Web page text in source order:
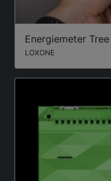
Energiemeter
LOXONE